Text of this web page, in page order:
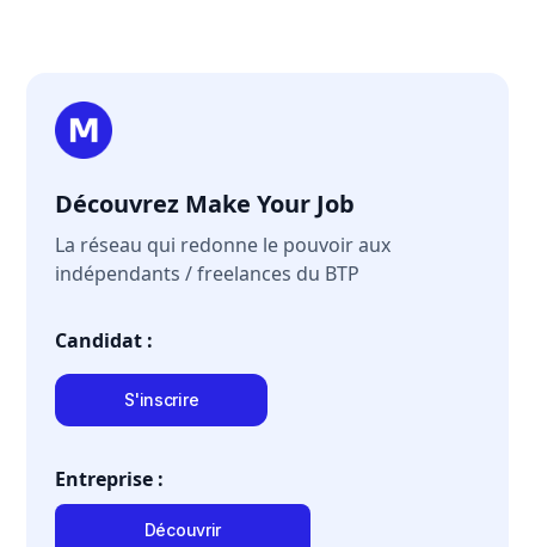
Découvrez Make Your Job
La réseau qui redonne le pouvoir aux
indépendants / freelances du BTP
Candidat :
S'inscrire
Entreprise :
Découvrir